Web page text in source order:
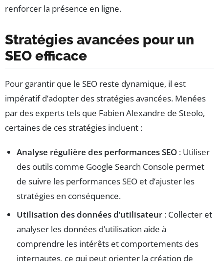
renforcer la présence en ligne.
Stratégies avancées pour un
SEO efficace
Pour garantir que le SEO reste dynamique, il est
impératif d’adopter des stratégies avancées. Menées
par des experts tels que Fabien Alexandre de Steolo,
certaines de ces stratégies incluent :
Analyse régulière des performances SEO : Utiliser
des outils comme Google Search Console permet
de suivre les performances SEO et d’ajuster les
stratégies en conséquence.
Utilisation des données d’utilisateur : Collecter et
analyser les données d’utilisation aide à
comprendre les intérêts et comportements des
internautes, ce qui peut orienter la création de